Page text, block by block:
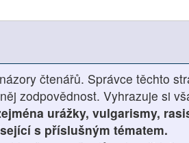
čtenářů. Správce těchto
zodpovědnost. Vyhrazuje si
urážky, vulgarismy,
s příslušným tématem.